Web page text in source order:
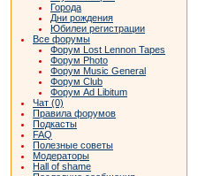
Города
Дни рождения
Юбилеи регистрации
Все форумы
Форум Lost Lennon Tapes
Форум Photo
Форум Music General
Форум Club
Форум Ad Libitum
Чат (0)
Правила форумов
Подкасты
FAQ
Полезные советы
Модераторы
Hall of shame